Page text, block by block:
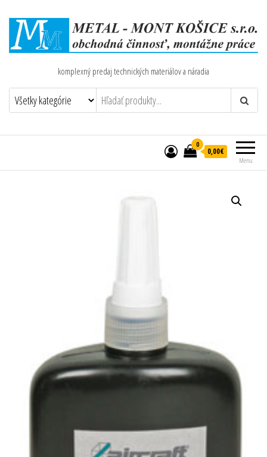
komplexný predaj technických materiálov a náradia
Menu
0
0,00€